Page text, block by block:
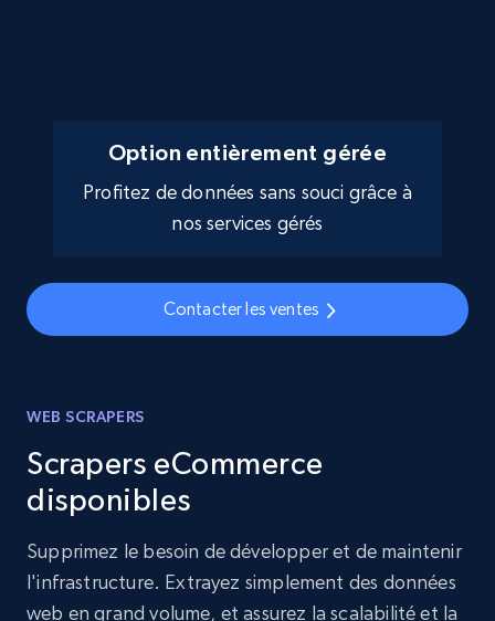
Option entièrement gérée
Profitez de données sans souci grâce à
nos services gérés
Contacter les ventes
WEB SCRAPERS
Scrapers eCommerce
disponibles
Supprimez le besoin de développer et de maintenir
l'infrastructure. Extrayez simplement des données
web en grand volume, et assurez la scalabilité et la